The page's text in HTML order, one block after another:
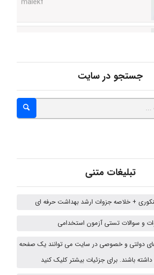
A.balandeh
Jafar Tym
aghajari vahid
جستجو در سایت
تبلیغات متنی
و سوالات تستی آزمون استخدامی
دولتی و خصوصی در سایت می توانند یک صفحه
باشند. برای جزئیات بیشتر کلیک کنید